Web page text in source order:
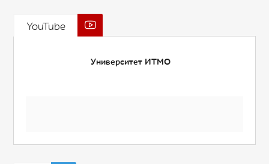
YouTube
Университет ИТМО